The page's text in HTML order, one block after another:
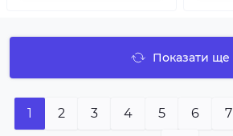
Показати ще
1 2 3 4 5 6 7